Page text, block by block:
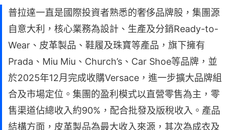
普拉達一直是國際投資者熟悉的奢侈品牌股，集團源
自意大利，核心業務為設計、生產及分銷Ready-to-
Wear、皮革製品、鞋履及珠寶等產品，旗下擁有
Prada、Miu Miu、Church’s、Car Shoe等品牌，並
於2025年12月完成收購Versace，進一步擴大品牌組
合及市場定位。集團的盈利模式以直營零售為主，零
售渠道佔總收入約90%，配合批發及版稅收入。產品
結構方面，皮革製品為最大收入來源，其次為成衣及